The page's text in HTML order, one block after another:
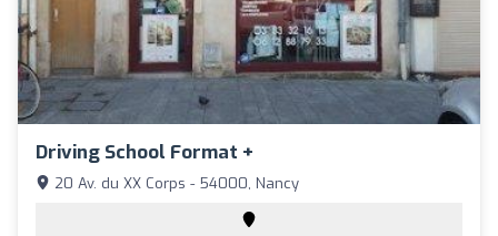
Driving School Format +
20 Av. du XX Corps - 54000, Nancy